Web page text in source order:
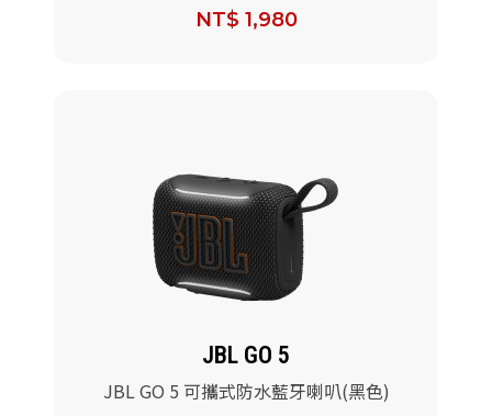
NT$ 1,980
JBL GO 5
JBL GO 5 可攜式防水藍牙喇叭(黑色)